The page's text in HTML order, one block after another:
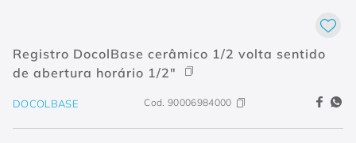
Registro DocolBase cerâmico 1/2 volta sentido
de abertura horário 1/2"
DOCOLBASE Cod. 90006984000
misturador